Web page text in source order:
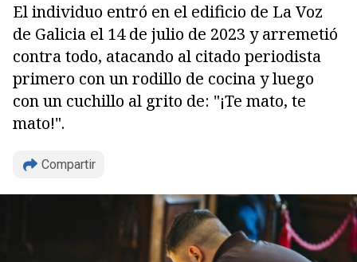
El individuo entró en el edificio de La Voz
de Galicia el 14 de julio de 2023 y arremetió
contra todo, atacando al citado periodista
primero con un rodillo de cocina y luego
con un cuchillo al grito de: "¡Te mato, te
mato!".
Compartir